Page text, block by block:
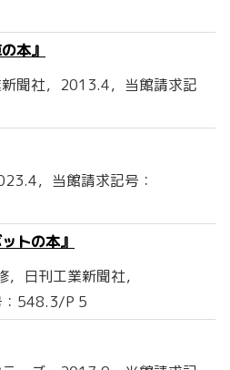
本』
聞社，2013.4，当館請求記
，当館請求記号：
トの本』
日刊工業新聞社，
：548.3/P 5